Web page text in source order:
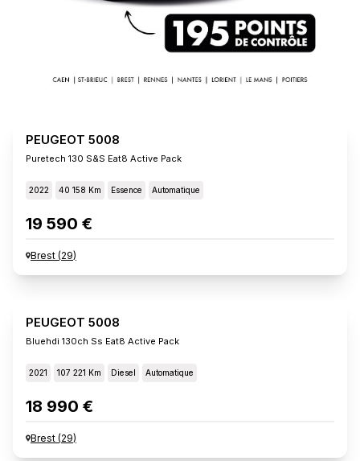
PEUGEOT 5008
Puretech 130 S&s Eat8 Active Pack
2022 40 158 Km Essence Automatique
19 590 €
Brest (29)
PEUGEOT 5008
Bluehdi 130ch Ss Eat8 Active Pack
2021 107 221 Km Diesel Automatique
18 990 €
Brest (29)